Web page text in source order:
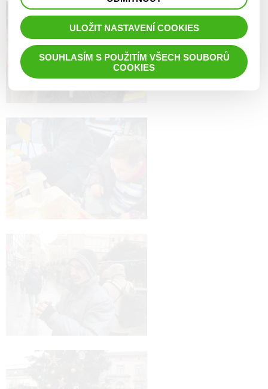
prohlížené zboží apod.
ULOŽIT NASTAVENÍ COOKIES
SOUHLASÍM S POUŽITÍM VŠECH SOUBORŮ
COOKIES